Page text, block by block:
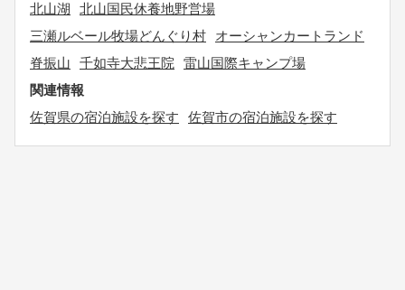
北山湖
北山国民休養地野営場
三瀬ルベール牧場どんぐり村
オーシャンカートランド
脊振山
千如寺大悲王院
雷山国際キャンプ場
関連情報
佐賀県の宿泊施設を探す
佐賀市の宿泊施設を探す